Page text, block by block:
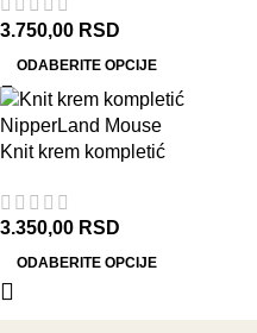
3.750,00 RSD
ODABERITE OPCIJE
Knit krem kompletić
3.350,00 RSD
ODABERITE OPCIJE